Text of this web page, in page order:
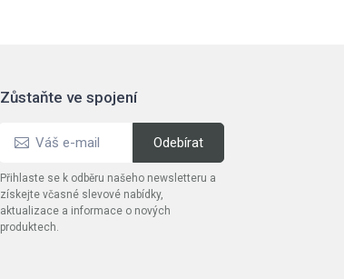
Zůstaňte ve spojení
Přihlaste se k odběru našeho newsletteru a
získejte včasné slevové nabídky,
aktualizace a informace o nových
produktech.